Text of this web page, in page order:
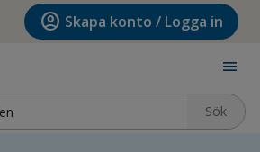
account_circle Skapa konto / Logga in
menu
Sök